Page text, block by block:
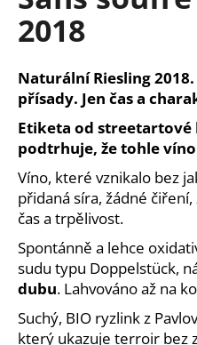
0,0
z
hvězdiček.
2018
Naturální Riesling
přísady. Jen čas a
Etiketa od streetartové
podtrhuje, že tohle
Víno, které vznikalo bez
přidaná síra, žádné
čas a trpělivost.
Spontánně a lehce
sudu typu Doppelstück,
dubu. Lahvováno až na
Suchý, BIO ryzlink z
který ukazuje terroir bez
a
j
í
t
?
HLEDAT
D
p